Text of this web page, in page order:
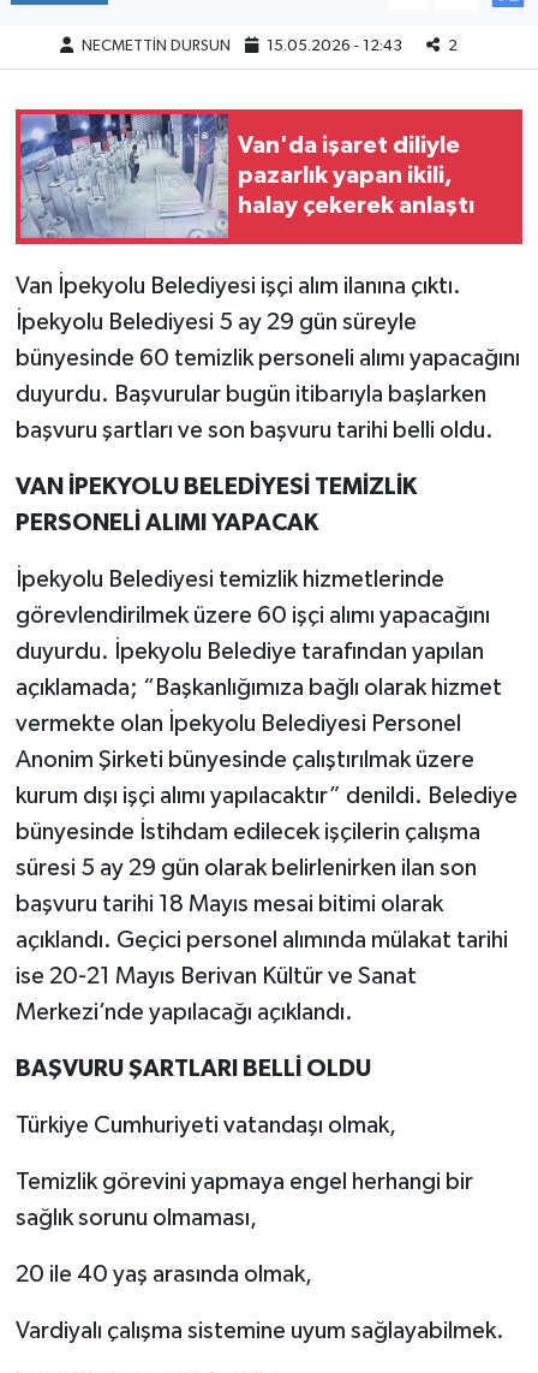
NECMETTİN DURSUN 15.05.2026 - 12:43 2
Van'da işaret diliyle
pazarlık yapan ikili,
halay çekerek anlaştı
Van İpekyolu Belediyesi işçi alım ilanına çıktı.
İpekyolu Belediyesi 5 ay 29 gün süreyle
bünyesinde 60 temizlik personeli alımı yapacağını
duyurdu. Başvurular bugün itibarıyla başlarken
başvuru şartları ve son başvuru tarihi belli oldu.
VAN İPEKYOLU BELEDİYESİ TEMİZLİK
PERSONELİ ALIMI YAPACAK
İpekyolu Belediyesi temizlik hizmetlerinde
görevlendirilmek üzere 60 işçi alımı yapacağını
duyurdu. İpekyolu Belediye tarafından yapılan
açıklamada; “Başkanlığımıza bağlı olarak hizmet
vermekte olan İpekyolu Belediyesi Personel
Anonim Şirketi bünyesinde çalıştırılmak üzere
kurum dışı işçi alımı yapılacaktır” denildi. Belediye
bünyesinde İstihdam edilecek işçilerin çalışma
süresi 5 ay 29 gün olarak belirlenirken ilan son
başvuru tarihi 18 Mayıs mesai bitimi olarak
açıklandı. Geçici personel alımında mülakat tarihi
ise 20-21 Mayıs Berivan Kültür ve Sanat
Merkezi’nde yapılacağı açıklandı.
BAŞVURU ŞARTLARI BELLİ OLDU
Türkiye Cumhuriyeti vatandaşı olmak,
Temizlik görevini yapmaya engel herhangi bir
sağlık sorunu olmaması,
20 ile 40 yaş arasında olmak,
Vardiyalı çalışma sistemine uyum sağlayabilmek.